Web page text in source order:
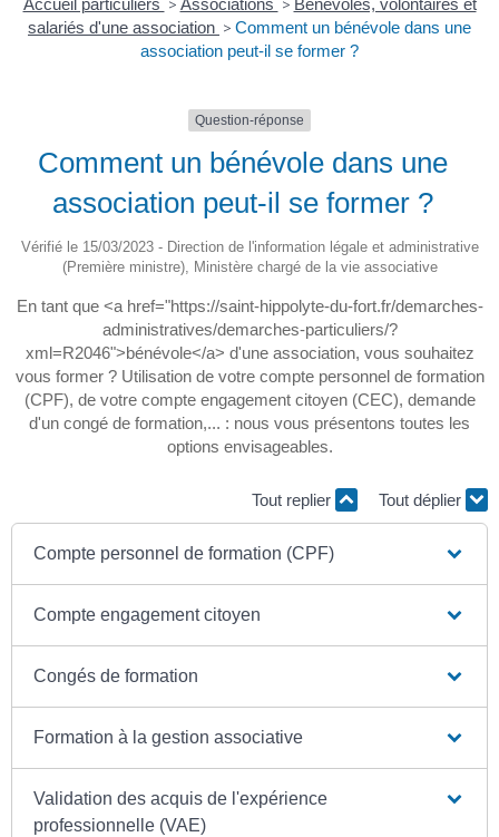
Accueil particuliers > Associations > Bénévoles, volontaires et
salariés d'une association > Comment un bénévole dans une
association peut-il se former ?
Question-réponse
Comment un bénévole dans une
association peut-il se former ?
Vérifié le 15/03/2023 - Direction de l'information légale et administrative
(Première ministre), Ministère chargé de la vie associative
En tant que <a href="https://saint-hippolyte-du-fort.fr/demarches-
administratives/demarches-particuliers/?
xml=R2046">bénévole</a> d'une association, vous souhaitez
vous former ? Utilisation de votre compte personnel de formation
(CPF), de votre compte engagement citoyen (CEC), demande
d'un congé de formation,... : nous vous présentons toutes les
options envisageables.
Tout replier Tout déplier
Compte personnel de formation (CPF)
Compte engagement citoyen
Congés de formation
Formation à la gestion associative
Validation des acquis de l'expérience
professionnelle (VAE)